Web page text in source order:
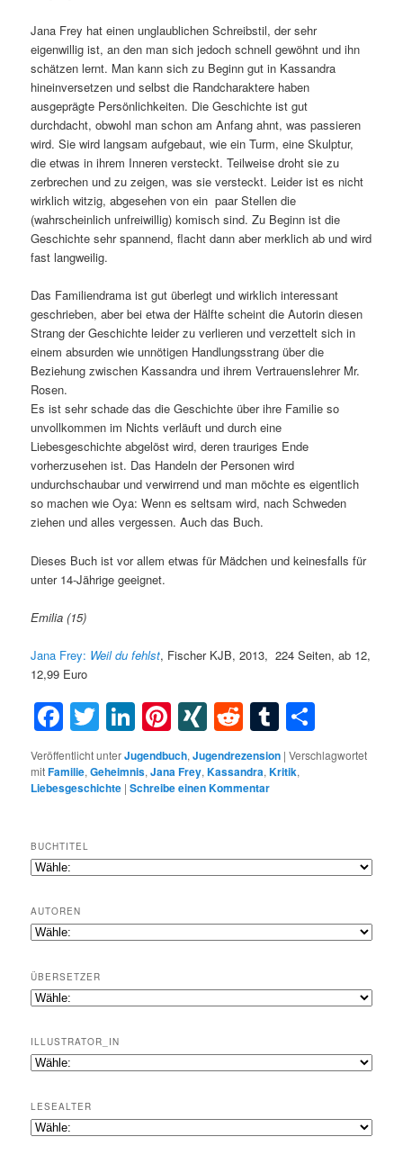
Jana Frey hat einen unglaublichen Schreibstil, der sehr
eigenwillig ist, an den man sich jedoch schnell gewöhnt und ihn
schätzen lernt. Man kann sich zu Beginn gut in Kassandra
hineinversetzen und selbst die Randcharaktere haben
ausgeprägte Persönlichkeiten. Die Geschichte ist gut
durchdacht, obwohl man schon am Anfang ahnt, was passieren
wird. Sie wird langsam aufgebaut, wie ein Turm, eine Skulptur,
die etwas in ihrem Inneren versteckt. Teilweise droht sie zu
zerbrechen und zu zeigen, was sie versteckt. Leider ist es nicht
wirklich witzig, abgesehen von ein paar Stellen die
(wahrscheinlich unfreiwillig) komisch sind. Zu Beginn ist die
Geschichte sehr spannend, flacht dann aber merklich ab und wird
fast langweilig.
Das Familiendrama ist gut überlegt und wirklich interessant
geschrieben, aber bei etwa der Hälfte scheint die Autorin diesen
Strang der Geschichte leider zu verlieren und verzettelt sich in
einem absurden wie unnötigen Handlungsstrang über die
Beziehung zwischen Kassandra und ihrem Vertrauenslehrer Mr.
Rosen.
Es ist sehr schade das die Geschichte über ihre Familie so
unvollkommen im Nichts verläuft und durch eine
Liebesgeschichte abgelöst wird, deren trauriges Ende
vorherzusehen ist. Das Handeln der Personen wird
undurchschaubar und verwirrend und man möchte es eigentlich
so machen wie Oya: Wenn es seltsam wird, nach Schweden
ziehen und alles vergessen. Auch das Buch.
Dieses Buch ist vor allem etwas für Mädchen und keinesfalls für
unter 14-Jährige geeignet.
Emilia (15)
Jana Frey: Weil du fehlst, Fischer KJB, 2013, 224 Seiten, ab 12,
12,99 Euro
Facebook
Twitter
LinkedIn
Pinterest
XINGRedditTumblr
Veröffentlicht unterJugendbuch,Jugendrezension |Verschlagwortet
mitFamilie,Geheimnis,Jana Frey,Kassandra,Kritik,
Liebesgeschichte |Schreibe einen Kommentar
BUCHTITEL
AUTOREN
ÜBERSETZER
ILLUSTRATOR_IN
LESEALTER